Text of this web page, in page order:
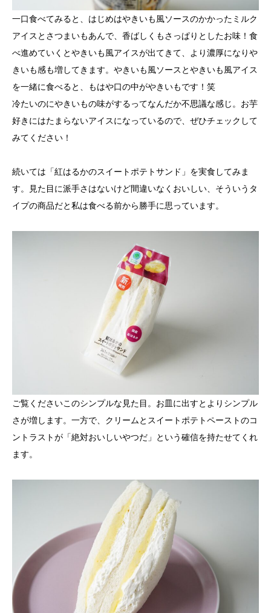
一口食べてみると、はじめはやきいも風ソースのかかったミルク
アイスとさつまいもあんで、香ばしくもさっぱりとしたお味！食
べ進めていくとやきいも風アイスが出てきて、より濃厚になりや
きいも感も増してきます。やきいも風ソースとやきいも風アイス
を一緒に食べると、もはや口の中がやきいもです！笑
冷たいのにやきいもの味がするってなんだか不思議な感じ。お芋
好きにはたまらないアイスになっているので、ぜひチェックして
みてください！
続いては「紅はるかのスイートポテトサンド」を実食してみま
す。見た目に派手さはないけど間違いなくおいしい、そういうタ
イプの商品だと私は食べる前から勝手に思っています。
ご覧くださいこのシンプルな見た目。お皿に出すとよりシンプル
さが増します。一方で、クリームとスイートポテトペーストのコ
ントラストが「絶対おいしいやつだ」という確信を持たせてくれ
ます。